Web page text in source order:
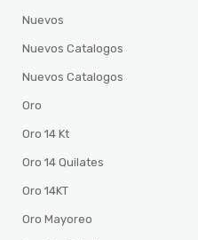
Nuevos
Nuevos Catalogos
Nuevos Catalogos
Oro
Oro 14 Kt
Oro 14 Quilates
Oro 14KT
Oro Mayoreo